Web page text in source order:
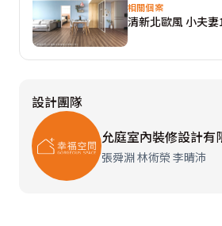
相關個案
清新北歐風 小夫
設計團隊
允庭室內裝修設計有
張舜淵 林術榮 李晴沛